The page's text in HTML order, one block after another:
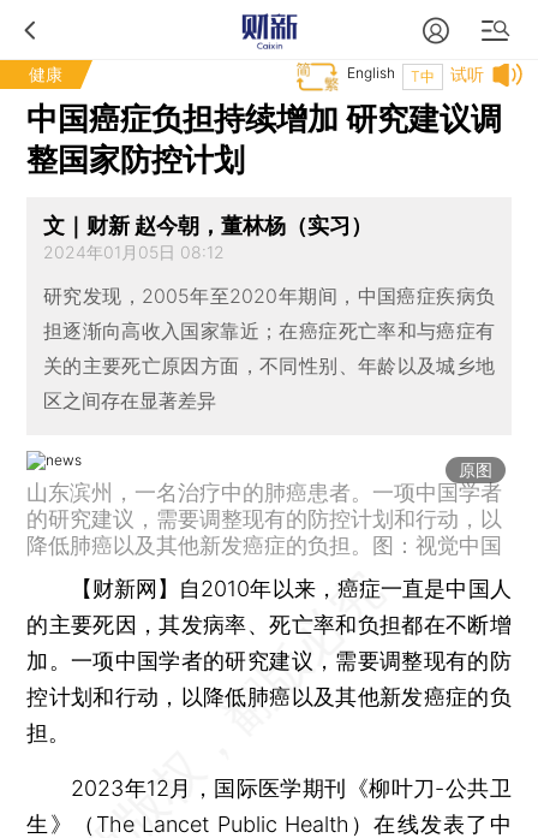
健康 试听
T中
English
中国癌症负担持续增加 研究建议调
整国家防控计划
文｜财新 赵今朝，董林杨（实习）
2024年01月05日 08:12
研究发现，2005年至2020年期间，中国癌症疾病负
担逐渐向高收入国家靠近；在癌症死亡率和与癌症有
关的主要死亡原因方面，不同性别、年龄以及城乡地
区之间存在显著差异
原图
山东滨州，一名治疗中的肺癌患者。一项中国学者
的研究建议，需要调整现有的防控计划和行动，以
降低肺癌以及其他新发癌症的负担。图：视觉中国
【财新网】 自2010年以来，癌症一直是中国人
的主要死因，其发病率、死亡率和负担都在不断增
加。一项中国学者的研究建议，需要调整现有的防
控计划和行动，以降低肺癌以及其他新发癌症的负
担。
2023年12月，国际医学期刊《柳叶刀-公共卫
生》（The Lancet Public Health）在线发表了中